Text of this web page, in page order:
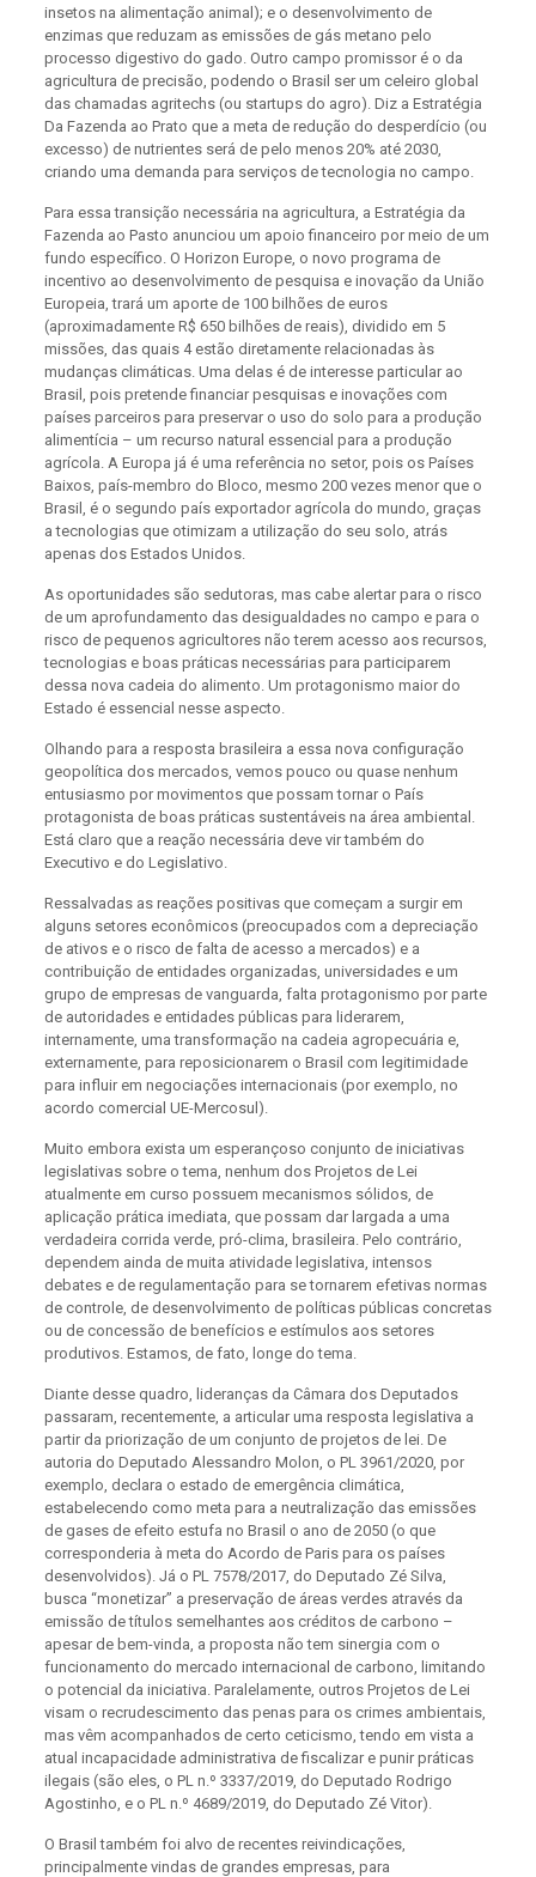
insetos na alimentação animal); e o desenvolvimento de
enzimas que reduzam as emissões de gás metano pelo
processo digestivo do gado. Outro campo promissor é o da
agricultura de precisão, podendo o Brasil ser um celeiro global
das chamadas agritechs (ou startups do agro). Diz a Estratégia
Da Fazenda ao Prato que a meta de redução do desperdício (ou
excesso) de nutrientes será de pelo menos 20% até 2030,
criando uma demanda para serviços de tecnologia no campo.
Para essa transição necessária na agricultura, a Estratégia da
Fazenda ao Pasto anunciou um apoio financeiro por meio de um
fundo específico. O Horizon Europe, o novo programa de
incentivo ao desenvolvimento de pesquisa e inovação da União
Europeia, trará um aporte de 100 bilhões de euros
(aproximadamente R$ 650 bilhões de reais), dividido em 5
missões, das quais 4 estão diretamente relacionadas às
mudanças climáticas. Uma delas é de interesse particular ao
Brasil, pois pretende financiar pesquisas e inovações com
países parceiros para preservar o uso do solo para a produção
alimentícia – um recurso natural essencial para a produção
agrícola. A Europa já é uma referência no setor, pois os Países
Baixos, país-membro do Bloco, mesmo 200 vezes menor que o
Brasil, é o segundo país exportador agrícola do mundo, graças
a tecnologias que otimizam a utilização do seu solo, atrás
apenas dos Estados Unidos.
As oportunidades são sedutoras, mas cabe alertar para o risco
de um aprofundamento das desigualdades no campo e para o
risco de pequenos agricultores não terem acesso aos recursos,
tecnologias e boas práticas necessárias para participarem
dessa nova cadeia do alimento. Um protagonismo maior do
Estado é essencial nesse aspecto.
Olhando para a resposta brasileira a essa nova configuração
geopolítica dos mercados, vemos pouco ou quase nenhum
entusiasmo por movimentos que possam tornar o País
protagonista de boas práticas sustentáveis na área ambiental.
Está claro que a reação necessária deve vir também do
Executivo e do Legislativo.
Ressalvadas as reações positivas que começam a surgir em
alguns setores econômicos (preocupados com a depreciação
de ativos e o risco de falta de acesso a mercados) e a
contribuição de entidades organizadas, universidades e um
grupo de empresas de vanguarda, falta protagonismo por parte
de autoridades e entidades públicas para liderarem,
internamente, uma transformação na cadeia agropecuária e,
externamente, para reposicionarem o Brasil com legitimidade
para influir em negociações internacionais (por exemplo, no
acordo comercial UE-Mercosul).
Muito embora exista um esperançoso conjunto de iniciativas
legislativas sobre o tema, nenhum dos Projetos de Lei
atualmente em curso possuem mecanismos sólidos, de
aplicação prática imediata, que possam dar largada a uma
verdadeira corrida verde, pró-clima, brasileira. Pelo contrário,
dependem ainda de muita atividade legislativa, intensos
debates e de regulamentação para se tornarem efetivas normas
de controle, de desenvolvimento de políticas públicas concretas
ou de concessão de benefícios e estímulos aos setores
produtivos. Estamos, de fato, longe do tema.
Diante desse quadro, lideranças da Câmara dos Deputados
passaram, recentemente, a articular uma resposta legislativa a
partir da priorização de um conjunto de projetos de lei. De
autoria do Deputado Alessandro Molon, o PL 3961/2020, por
exemplo, declara o estado de emergência climática,
estabelecendo como meta para a neutralização das emissões
de gases de efeito estufa no Brasil o ano de 2050 (o que
corresponderia à meta do Acordo de Paris para os países
desenvolvidos). Já o PL 7578/2017, do Deputado Zé Silva,
busca “monetizar” a preservação de áreas verdes através da
emissão de títulos semelhantes aos créditos de carbono –
apesar de bem-vinda, a proposta não tem sinergia com o
funcionamento do mercado internacional de carbono, limitando
o potencial da iniciativa. Paralelamente, outros Projetos de Lei
visam o recrudescimento das penas para os crimes ambientais,
mas vêm acompanhados de certo ceticismo, tendo em vista a
atual incapacidade administrativa de fiscalizar e punir práticas
ilegais (são eles, o PL n.º 3337/2019, do Deputado Rodrigo
Agostinho, e o PL n.º 4689/2019, do Deputado Zé Vitor).
O Brasil também foi alvo de recentes reivindicações,
principalmente vindas de grandes empresas, para